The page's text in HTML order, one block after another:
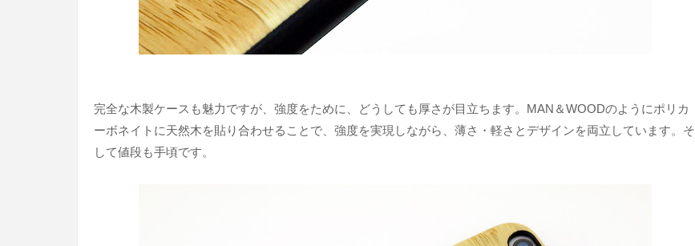
完全な木製ケースも魅力ですが、強度をために、どうしても厚さが目立ちます。MAN＆WOODのようにポリカ
ーボネイトに天然木を貼り合わせることで、強度を実現しながら、薄さ・軽さとデザインを両立しています。そ
して値段も手頃です。